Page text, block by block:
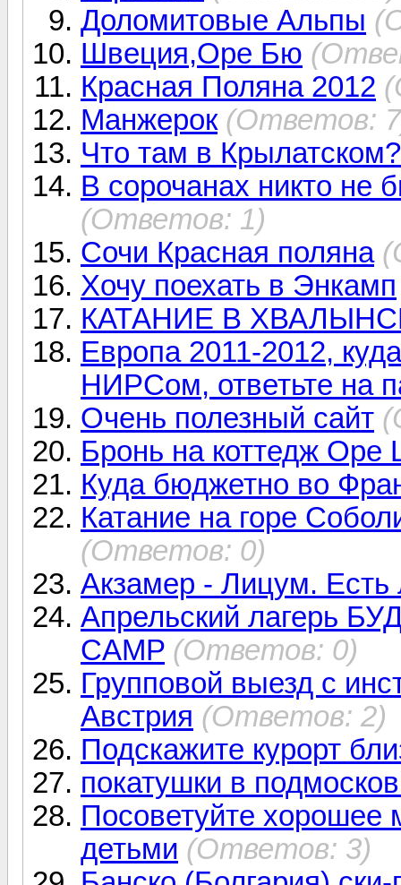
Доломитовые Альпы
Швеция,Оре Бю
Красная Поляна 2012
Манжерок (Ответов:
Что там в
В сорочанах никто не
(Ответов: 1)
Сочи Красная поляна
Хочу поехать в Энкамп
КАТАНИЕ В
Европа 2011-2012,
НИРСом, ответьте на
Очень полезный сайт
Бронь на коттедж Оре
Куда бюджетно во
Катание на горе
(Ответов: 0)
Акзамер - Лицум. Есть
Апрельский лагерь
CAMP (Ответов: 0)
Групповой выезд с
Австрия (Ответов: 2)
Подскажите курорт
покатушки в
Посоветуйте хорошее
детьми (Ответов: 3)